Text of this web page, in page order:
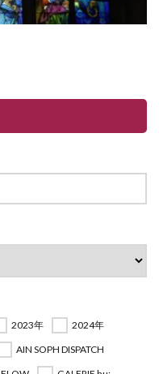
2023年
2024年
AIN SOPH DISPATCH